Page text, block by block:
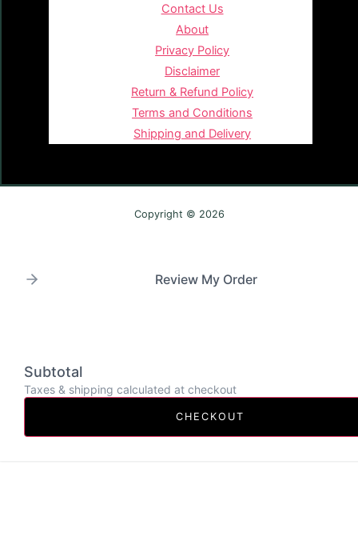
Contact Us
About
Privacy Policy
Disclaimer
Return & Refund Policy
Terms and Conditions
Shipping and Delivery
Copyright © 2026
Review My Order
Subtotal
Taxes & shipping calculated at checkout
CHECKOUT